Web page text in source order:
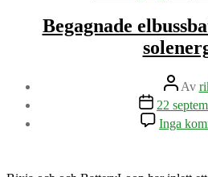
Begagnade
Av
Inläggsdatum
22
Inga